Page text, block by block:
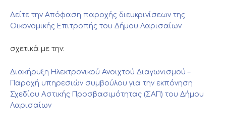
Δείτε την Απόφαση παροχής διευκρινίσεων της
Οικονομικής Επιτροπής του Δήμου Λαρισαίων
σχετικά με την:
Διακήρυξη Ηλεκτρονικού Ανοιχτού Διαγωνισμού –
Παροχή υπηρεσιών συμβούλου για την εκπόνηση
Σχεδίου Αστικής Προσβασιμότητας (ΣΑΠ) του Δήμου
Λαρισαίων